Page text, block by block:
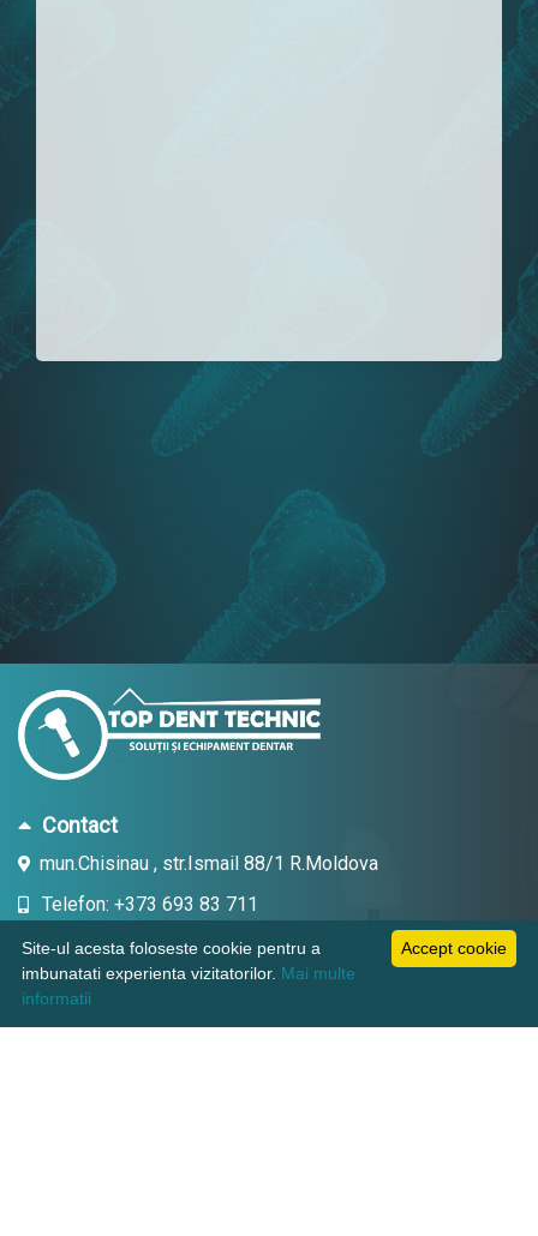
Contact
mun.Chisinau , str.Ismail 88/1 R.Moldova
Telefon: +373 693 83 711
Email: topdent.technic@gmail.com
Accept cookie
Site-ul acesta foloseste cookie pentru a
imbunatati experienta vizitatorilor. Mai multe
informatii